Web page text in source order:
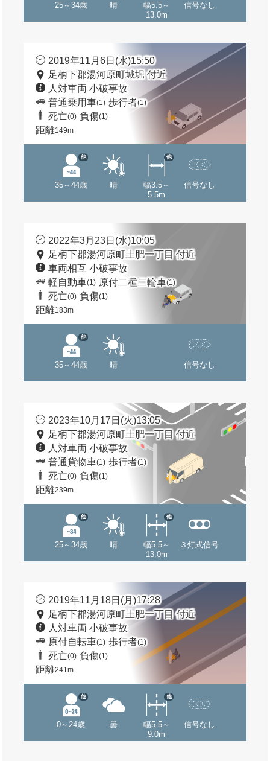
25～34歳 晴
幅5.5～
13.0m
信号なし
2019年11月6日(水)15:50
足柄下郡湯河原町城堀 付近
人対車両 小破事故
普通乗用車(1) 歩行者(1)
死亡(0) 負傷(1)
距離149m
35～44歳
他
晴
幅3.5～
5.5m
他
信号なし
2022年3月23日(水)10:05
足柄下郡湯河原町土肥一丁目 付近
車両相互 小破事故
軽自動車(1) 原付二種二輪車(1)
死亡(0) 負傷(1)
距離183m
35～44歳
他
晴 信号なし
2023年10月17日(火)13:05
足柄下郡湯河原町土肥一丁目 付近
人対車両 小破事故
普通貨物車(1) 歩行者(1)
死亡(0) 負傷(1)
距離239m
25～34歳
他
晴
幅5.5～
13.0m
他
３灯式信号
2019年11月18日(月)17:28
足柄下郡湯河原町土肥一丁目 付近
人対車両 小破事故
原付自転車(1) 歩行者(1)
死亡(0) 負傷(1)
距離241m
0～24歳
他
曇
幅5.5～
9.0m
他
信号なし